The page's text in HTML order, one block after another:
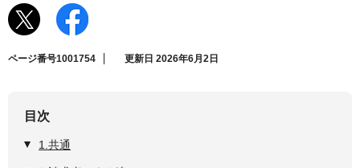
ページ番号1001754 更新日 2026年6月2日
目次
1.共通